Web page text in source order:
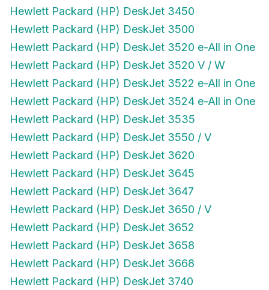
Hewlett Packard (HP) DeskJet 3450
Hewlett Packard (HP) DeskJet 3500
Hewlett Packard (HP) DeskJet 3520 e-All in One
Hewlett Packard (HP) DeskJet 3520 V / W
Hewlett Packard (HP) DeskJet 3522 e-All in One
Hewlett Packard (HP) DeskJet 3524 e-All in One
Hewlett Packard (HP) DeskJet 3535
Hewlett Packard (HP) DeskJet 3550 / V
Hewlett Packard (HP) DeskJet 3620
Hewlett Packard (HP) DeskJet 3645
Hewlett Packard (HP) DeskJet 3647
Hewlett Packard (HP) DeskJet 3650 / V
Hewlett Packard (HP) DeskJet 3652
Hewlett Packard (HP) DeskJet 3658
Hewlett Packard (HP) DeskJet 3668
Hewlett Packard (HP) DeskJet 3740